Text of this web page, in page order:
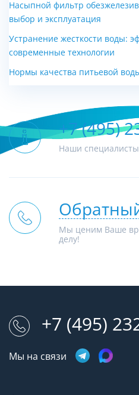
Насыпной фильтр
выбор и эксплуатация
Устранение жесткости воды:
современные технологии
Нормы качества питьевой
+7 (495)
Наши
Мы ценим Ваше
делу!
+7 (495)
Мы на связи